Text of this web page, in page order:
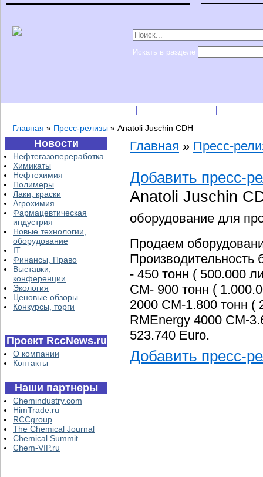
Искать в разделе
Главная » Пресс-релизы » Anatoli Juschin CDH
Новости
Нефтегазопереработка
Химикаты
Нефтехимия
Полимеры
Лаки, краски
Агрохимия
Фармацевтическая
индустрия
Новые технологии,
оборудование
IT
Финансы, Право
Выставки,
конференции
Экология
Ценовые обзоры
Конкурсы, торги
Проект RccNews.ru
О компании
Контакты
Наши партнеры
Chemindustry.com
HimTrade.ru
RCCgroup
The Chemical Journal
Chemical Summit
Chem-VIP.ru
Главная » Пресс-
Добавить пресс-
Anatoli Juschin
оборудование для
Продаем
Производительность
- 450 тонн ( 500.000
CM- 900 тонн (
2000 CM-1.800 тонн (
RMEnergy 4000 CM-
523.740 Euro.
Добавить пресс-